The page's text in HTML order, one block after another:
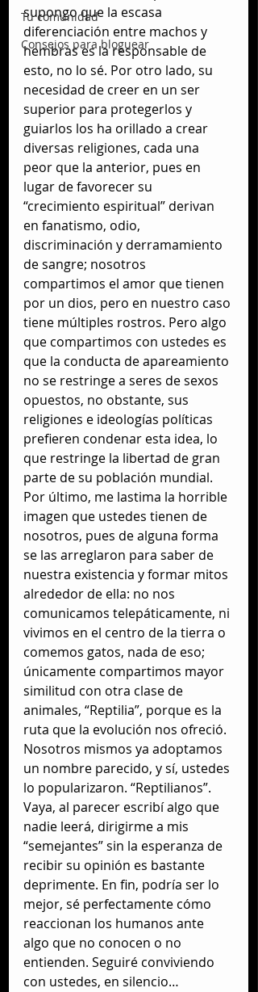
Tu comunidad
Consejos para bloguear
supongo que la escasa
diferenciación entre machos y
hembras es la responsable de
esto, no lo sé. Por otro lado, su
necesidad de creer en un ser
superior para protegerlos y
guiarlos los ha orillado a crear
diversas religiones, cada una
peor que la anterior, pues en
lugar de favorecer su
“crecimiento espiritual” derivan
en fanatismo, odio,
discriminación y derramamiento
de sangre; nosotros
compartimos el amor que tienen
por un dios, pero en nuestro caso
tiene múltiples rostros. Pero algo
que compartimos con ustedes es
que la conducta de apareamiento
no se restringe a seres de sexos
opuestos, no obstante, sus
religiones e ideologías políticas
prefieren condenar esta idea, lo
que restringe la libertad de gran
parte de su población mundial.
Por último, me lastima la horrible
imagen que ustedes tienen de
nosotros, pues de alguna forma
se las arreglaron para saber de
nuestra existencia y formar mitos
alrededor de ella: no nos
comunicamos telepáticamente, ni
vivimos en el centro de la tierra o
comemos gatos, nada de eso;
únicamente compartimos mayor
similitud con otra clase de
animales, “Reptilia”, porque es la
ruta que la evolución nos ofreció.
Nosotros mismos ya adoptamos
un nombre parecido, y sí, ustedes
lo popularizaron. “Reptilianos”.
Vaya, al parecer escribí algo que
nadie leerá, dirigirme a mis
“semejantes” sin la esperanza de
recibir su opinión es bastante
deprimente. En fin, podría ser lo
mejor, sé perfectamente cómo
reaccionan los humanos ante
algo que no conocen o no
entienden. Seguiré conviviendo
con ustedes, en silencio…